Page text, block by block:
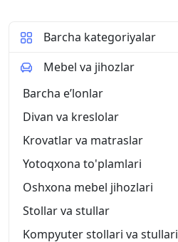
Barcha kategoriyalar
Mebel va jihozlar
Barcha eʼlonlar
Divan va kreslolar
Krovatlar va matraslar
Yotoqxona to'plamlari
Oshxona mebel jihozlari
Stollar va stullar
Kompyuter stollari va stullari